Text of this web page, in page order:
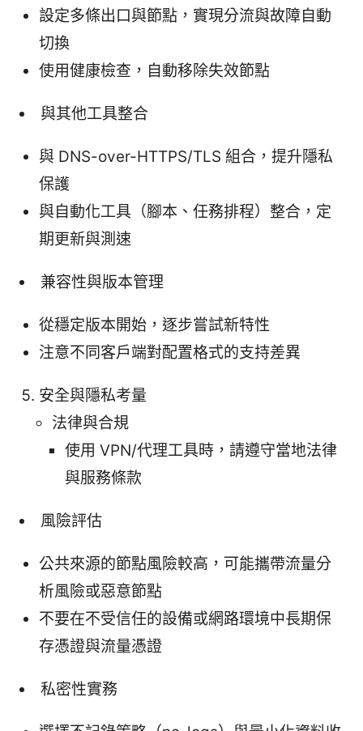
設定多條出口與節點，實現分流與故障自動
切換
使用健康檢查，自動移除失效節點
與其他工具整合
與 DNS-over-HTTPS/TLS 組合，提升隱私
保護
與自動化工具（腳本、任務排程）整合，定
期更新與測速
兼容性與版本管理
從穩定版本開始，逐步嘗試新特性
注意不同客戶端對配置格式的支持差異
安全與隱私考量
法律與合規
使用 VPN/代理工具時，請遵守當地法律
與服務條款
風險評估
公共來源的節點風險較高，可能攜帶流量分
析風險或惡意節點
不要在不受信任的設備或網路環境中長期保
存憑證與流量憑證
私密性實務